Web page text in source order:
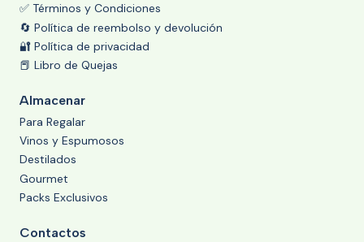
✅ Términos y Condiciones
🔄 Política de reembolso y devolución
🔐 Política de privacidad
📕 Libro de Quejas
Almacenar
Para Regalar
Vinos y Espumosos
Destilados
Gourmet
Packs Exclusivos
Contactos